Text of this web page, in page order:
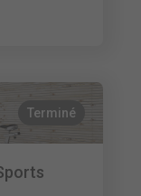
Terminé